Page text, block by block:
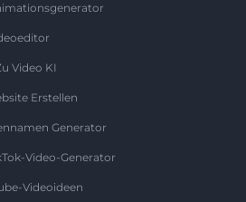
Video KI
Erstellen
Generator
Video-Generator
Videoideen